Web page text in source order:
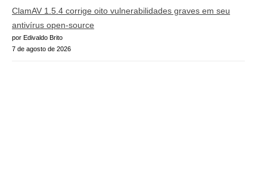
ClamAV 1.5.4 corrige oito vulnerabilidades graves em seu
antivírus open-source
por Edivaldo Brito
7 de agosto de 2026